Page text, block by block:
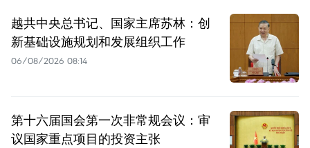
越共中央总书记、国家主席苏林：创
新基础设施规划和发展组织工作
06/08/2026 08:14
第十六届国会第一次非常规会议：审
议国家重点项目的投资主张